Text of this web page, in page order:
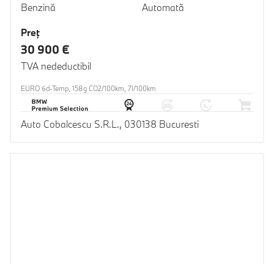
Benzină
Automată
Preţ
30 900 €
TVA nedeductibil
EURO 6d-Temp, 158g CO2/100km, 7l/100km
Auto Cobalcescu S.R.L., 030138 Bucuresti